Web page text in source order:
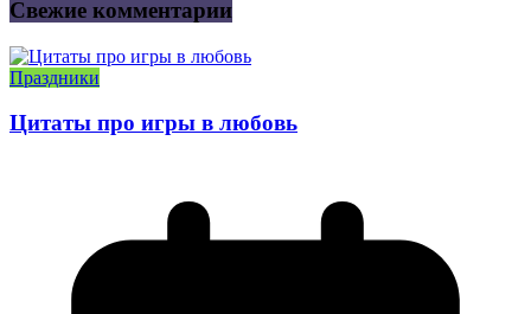
Свежие комментарии
Праздники
Цитаты про игры в любовь